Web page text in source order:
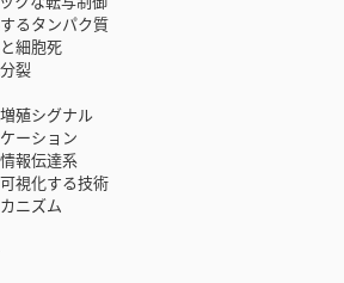
タンパク質
細胞死
裂
殖シグナル
ション
伝達系
化する技術
ニズム